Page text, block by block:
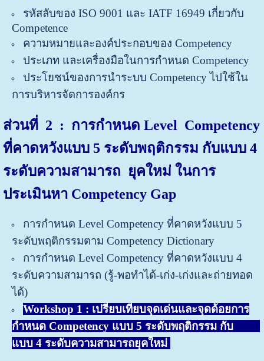
รหัสลับของ ISO 9001 และ IATF 16949 เกี่ยวกับ
Competence
ความหมายและองค์ประกอบของ Competency
ประเภท และเครื่องมือในการกำหนด Competency
ประโยชน์ของการนำระบบ Competency ไปใช้ใน
การบริหารจัดการองค์กร
ส่วนที่ 2 : การกำหนด Level Competency
ที่คาดหวังแบบ 5 ระดับพฤติกรรม กับแบบ 4
ระดับความสามารถ ยุคใหม่ ในการ
ประเมินหา Competency Gap
การกำหนด Level Competency ที่คาดหวังแบบ 5
ระดับพฤติกรรมตาม Competency Dictionary
การกำหนด Level Competency ที่คาดหวังแบบ 4
ระดับความสามารถ (รู้-พอทำได้-เก่ง-เก่งและถ่ายทอด
ได้)
Workshop 1 : เปรียบเทียบจุดเด่นและจุดด้อยการ
กำหนด Competency แบบ 5 ระดับพฤติกรรม กับ
แบบ 4 ระดับความสามารถยุคใหม่